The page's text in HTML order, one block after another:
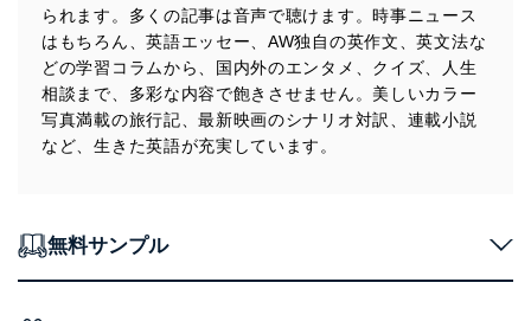
アクセス者の識別と認証
機器に標準装備されているユーザー制御機能（ユ
ーザーアカウント制御）により、個人情報データ
ベース等を取り扱う情報システムを使用する従業
者を識別・認証しています。
外部からの不正アクセス等の防止
ソフトウェア等を導入し、自動更新 機能等の活用
により、これを最新状態としています。
られます。多くの記事は音声で聴けます。時事ニュース
はもちろん、英語エッセー、AW独自の英作文、英文法な
どの学習コラムから、国内外のエンタメ、クイズ、人生
相談まで、多彩な内容で飽きさせません。美しいカラー
写真満載の旅行記、最新映画のシナリオ対訳、連載小説
など、生きた英語が充実しています。
無料サンプル